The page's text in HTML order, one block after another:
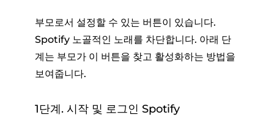
부모로서 설정할 수 있는 버튼이 있습니다.
Spotify 노골적인 노래를 차단합니다. 아래 단
계는 부모가 이 버튼을 찾고 활성화하는 방법을
보여줍니다.
1단계. 시작 및 로그인 Spotify